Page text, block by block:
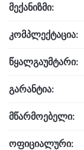
მექანიზმი:
კომპლექტაცია:
წყალგაუმტარი:
გარანტია:
მწარმოებელი:
ოფიციალური: